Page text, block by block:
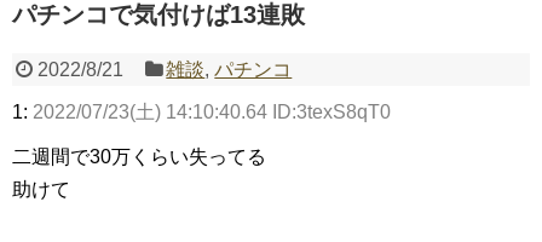
Powered by livedoor 相互RSS
パチンコで気付けば13連敗
2022/8/21 雑談,パチンコ
1: 2022/07/23(土) 14:10:40.64 ID:3texS8qT0
二週間で30万くらい失ってる
助けて